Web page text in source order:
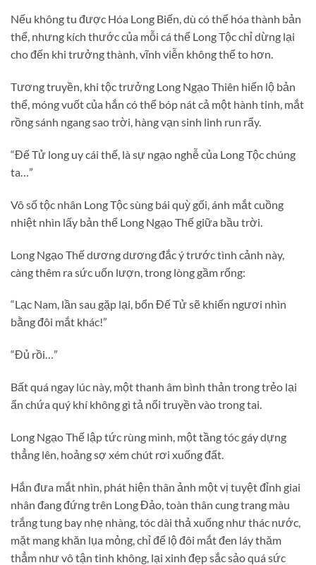
Nếu không tu được Hóa Long Biến, dù có thể hóa thành bản
thể, nhưng kích thước của mỗi cá thể Long Tộc chỉ dừng lại
cho đến khi trưởng thành, vĩnh viễn không thể to hơn.
Tương truyền, khi tộc trưởng Long Ngạo Thiên hiển lộ bản
thể, móng vuốt của hắn có thể bóp nát cả một hành tinh, mắt
rồng sánh ngang sao trời, hàng vạn sinh linh run rẩy.
“Đế Tử long uy cái thế, là sự ngạo nghễ của Long Tộc chúng
ta…”
Vô số tộc nhân Long Tộc sùng bái quỳ gối, ánh mắt cuồng
nhiệt nhìn lấy bản thể Long Ngạo Thế giữa bầu trời.
Long Ngạo Thế dương dương đắc ý trước tình cảnh này,
càng thêm ra sức uốn lượn, trong lòng gầm rống:
“Lạc Nam, lần sau gặp lại, bổn Đế Tử sẽ khiến ngươi nhìn
bằng đôi mắt khác!”
“Đủ rồi…”
Bất quá ngay lúc này, một thanh âm bình thản trong trẻo lại
ẩn chứa quý khí không gì tả nổi truyền vào trong tai.
Long Ngạo Thế lập tức rùng mình, một tầng tóc gáy dựng
thẳng lên, hoảng sợ xém chút rơi xuống đất.
Hắn đưa mắt nhìn, phát hiện thân ảnh một vị tuyệt đỉnh giai
nhân đang đứng trên Long Đảo, toàn thân cung trang màu
trắng tung bay nhẹ nhàng, tóc dài thả xuống như thác nước,
mặt mang khăn lụa mỏng, chỉ để lộ đôi mắt đen láy thăm
thẳm như vô tận tinh không, lại xinh đẹp sắc sảo quá sức